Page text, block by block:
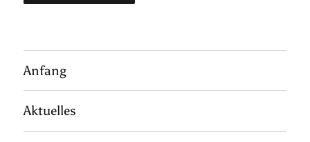
Anfang
Aktuelles